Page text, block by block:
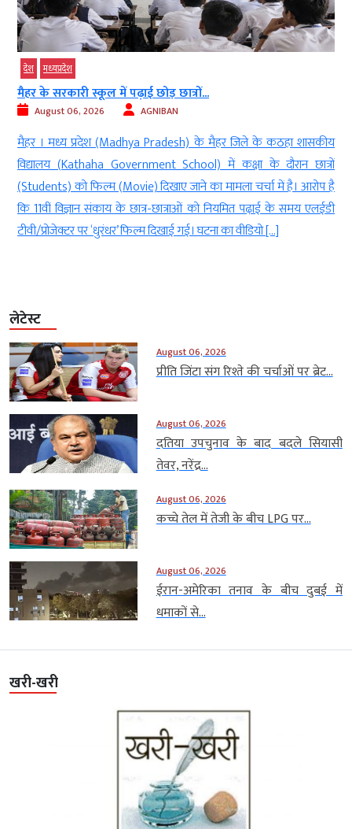
के कठहा शासकीय
के दौरान छात्रों
चर्चा में है। आरोप है
पढ़ाई के समय एलईडी
[…]
1000 किमी तक सटीक वार करेगा स्वदेशी ड्रोन...
August 06, 2026
नई दिल्ली। भारत लंबी दूरी तक सटीक हमला करने में
तकनीक (Indigenous drone technology) को तेजी
इसी दिशा में विकसित किया गया ‘काल’ (The Drone
का वन-वे अटैक ड्रोन जल्द भारतीय सेना के बेड़े का हिस्सा बन
दुश्मन […]
लेटेस्ट
August 06, 2026
प्रीति जिंटा संग रिश्ते की चर्चाओं पर ब्रेट...
August 06, 2026
दतिया उपचुनाव के बाद बदले सियासी
तेवर, नरेंद्र...
August 06, 2026
कच्चे तेल में तेजी के बीच LPG पर...
August 06, 2026
ईरान-अमेरिका तनाव के बीच दुबई में
धमाकों से...
खरी-खरी